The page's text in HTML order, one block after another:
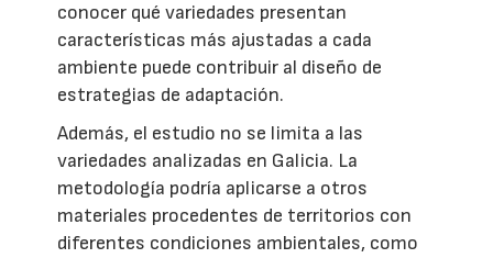
conocer qué variedades presentan
características más ajustadas a cada
ambiente puede contribuir al diseño de
estrategias de adaptación.
Además, el estudio no se limita a las
variedades analizadas en Galicia. La
metodología podría aplicarse a otros
materiales procedentes de territorios con
diferentes condiciones ambientales, como